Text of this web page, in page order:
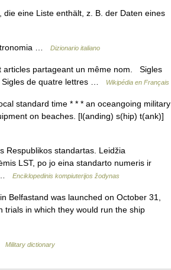
eine Liste enthält, z. B. der Daten eines
… Dizionario italiano
articles partageant un même nom. Sigles
Sigles de quatre lettres …
Wikipédia en Français
standard time * * * an oceangoing military
on beaches. [l(anding) s(hip) t(ank)]
Respublikos standartas. Leidžia
LST, po jo eina standarto numeris ir
…
Enciklopedinis kompiuterijos žodynas
was launched on October 31,
trials in which they would run the ship
Military dictionary